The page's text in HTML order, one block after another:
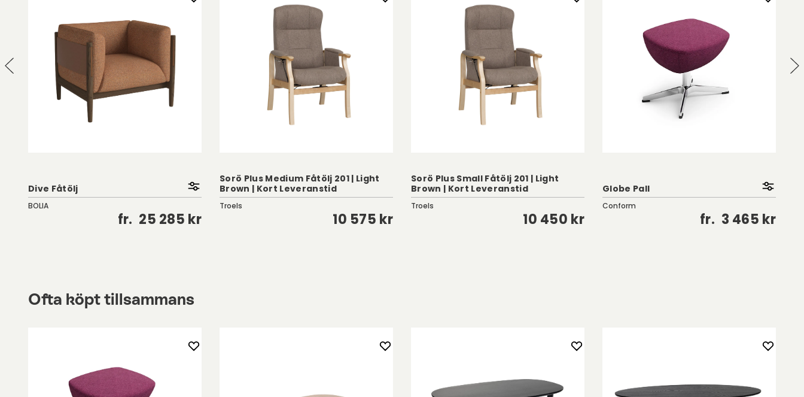
Dive Fåtölj
BOLIA
fr. 25 285 kr
Sorö Plus Medium Fåtölj 201 | Light
Brown | Kort Leveranstid
Troels
10 575 kr
Sorö Plus Small Fåtölj 201 | Light
Brown | Kort Leveranstid
Troels
10 450 kr
Globe Pall
Conform
fr. 3 465 kr
Ofta köpt tillsammans